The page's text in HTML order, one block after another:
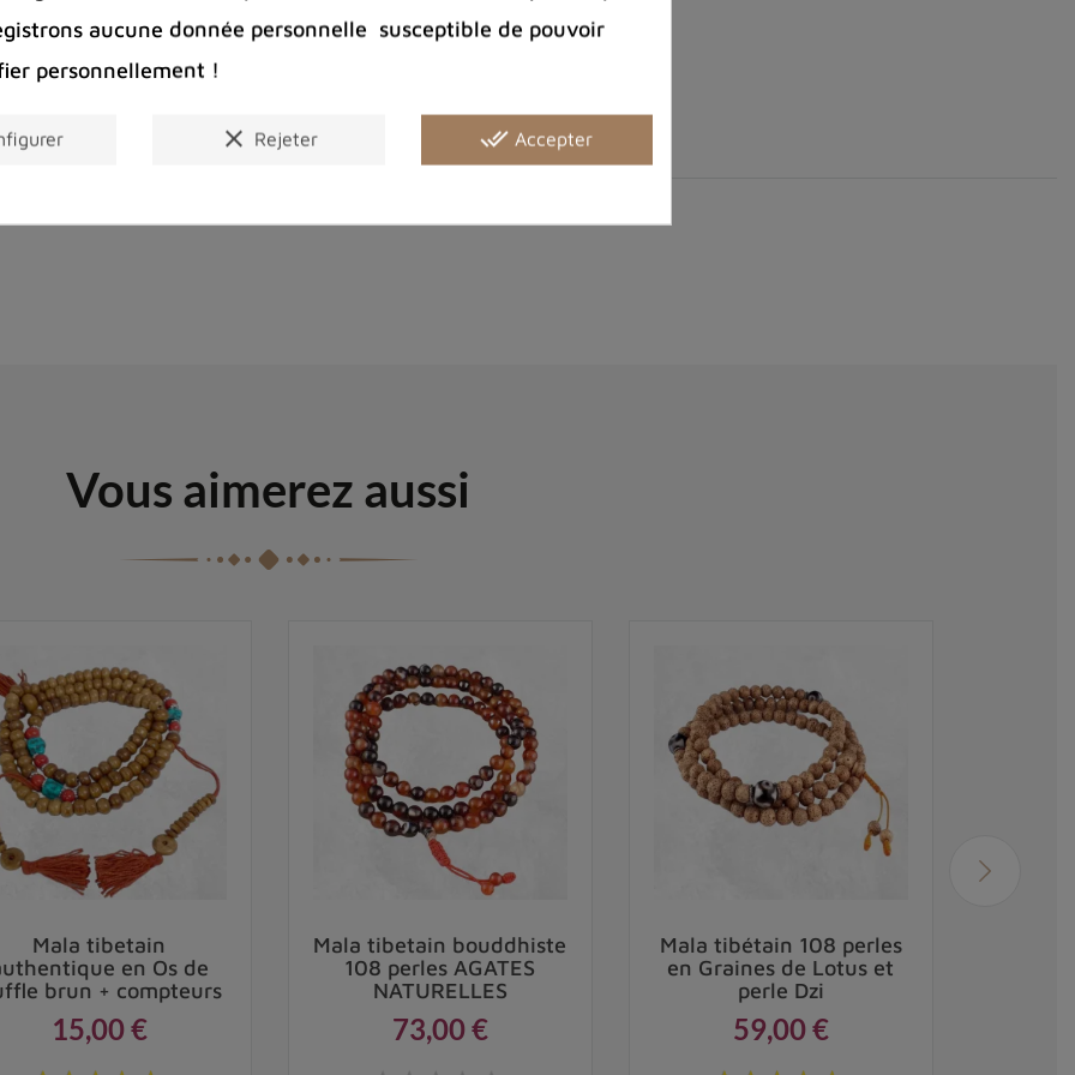
Vous aimerez aussi
Mala tibetain
en Os de
brun + compteurs
Prix
15,00 €
Mala tibetain bouddhiste
108 perles AGATES
NATURELLES
73,00 €
Mala tibétain 108 perles
en Graines de Lotus et
perle Dzi
Prix
59,00 €
aucune donnée personnelle susceptible de pouvoir
personnellement !
clear Rejeter done_all Accepter